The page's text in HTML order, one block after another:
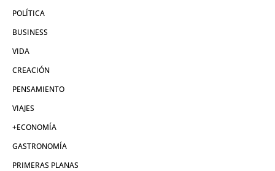
POLÍTICA
BUSINESS
VIDA
CREACIÓN
PENSAMIENTO
VIAJES
+ECONOMÍA
GASTRONOMÍA
PRIMERAS PLANAS